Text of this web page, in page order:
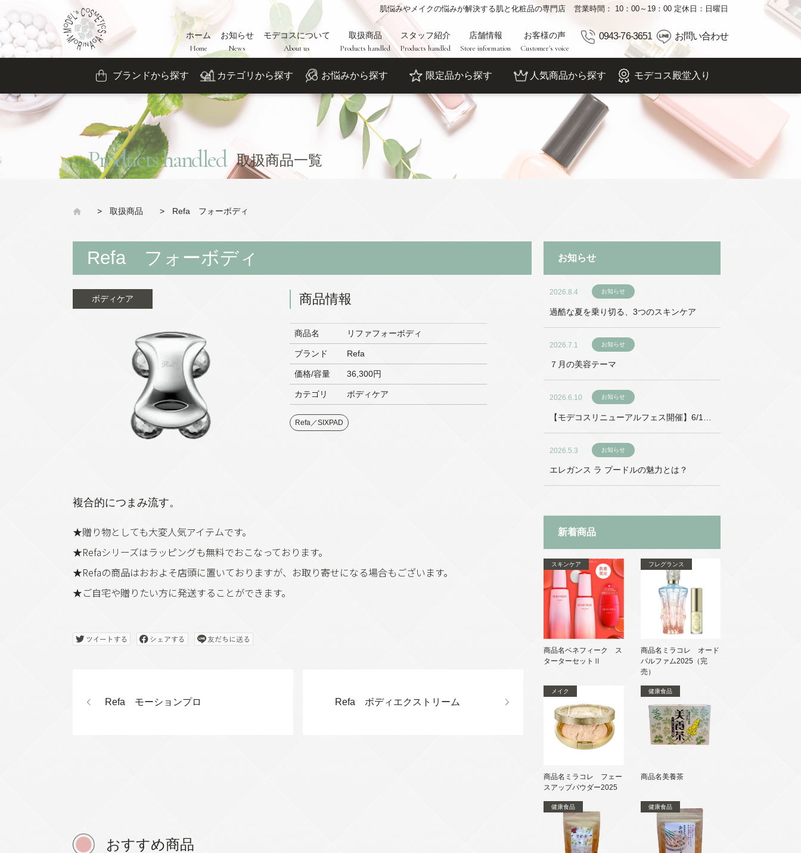
肌悩みやメイクの悩みが解決する肌と化粧品の専門店 営業時間： 10：00～19：00 定休日：日曜日
ホーム
Home
お知らせ
News
モデコスについて
About us
取扱商品
Products handled
スタッフ紹介
Products handled
店舗情報
Store information
お客様の声
Customer's voice
0943-76-3651 お問い合わせ
ブランドから探す カテゴリから探す お悩みから探す 限定品から探す 人気商品から探す モデコス殿堂入り
Products handled 取扱商品一覧
> 取扱商品 > Refa フォーボディ
Refa フォーボディ
ボディケア 商品情報
商品名 リファフォーボディ
ブランド Refa
価格/容量 36,300円
カテゴリ ボディケア
Refa／SIXPAD
複合的につまみ流す。
★贈り物としても大変人気アイテムです。
★Refaシリーズはラッピングも無料でおこなっております。
★Refaの商品はおおよそ店頭に置いておりますが、お取り寄せになる場合もございます。
★ご自宅や贈りたい方に発送することができます。
Refa モーションプロ Refa ボディエクストリーム
おすすめ商品
お知らせ
2026.8.4 お知らせ
過酷な夏を乗り切る、3つのスキンケア
2026.7.1 お知らせ
７月の美容テーマ
2026.6.10 お知らせ
【モデコスリニューアルフェス開催】6/18
2026.5.3 お知らせ
エレガンス ラ プードルの魅力とは？
新着商品
スキンケア
商品名ベネフィーク ス
ターターセットⅡ
フレグランス
商品名ミラコレ オード
パルファム2025（完
売）
メイク
商品名ミラコレ フェー
スアップパウダー2025
健康食品
商品名美養茶
健康食品 健康食品